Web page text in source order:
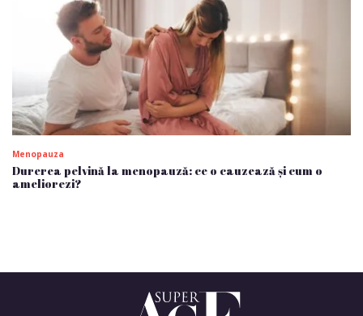
Menopauza
Durerea pelvină la menopauză: ce o cauzează și cum o
ameliorezi?